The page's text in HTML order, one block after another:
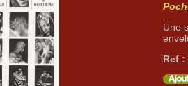
Une
Ref :